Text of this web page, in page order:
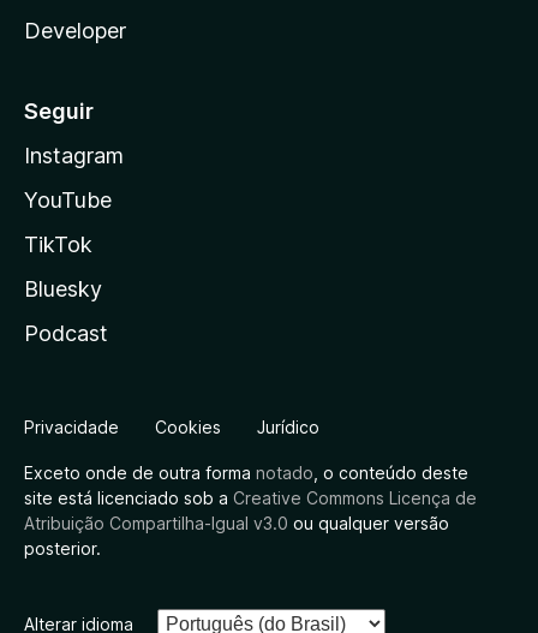
Developer
Seguir
Instagram
YouTube
TikTok
Bluesky
Podcast
Privacidade Cookies Jurídico
Exceto onde de outra forma notado , o conteúdo deste
site está licenciado sob a Creative Commons Licença de
Atribuição Compartilha-Igual v3.0 ou qualquer versão
posterior.
Alterar idioma